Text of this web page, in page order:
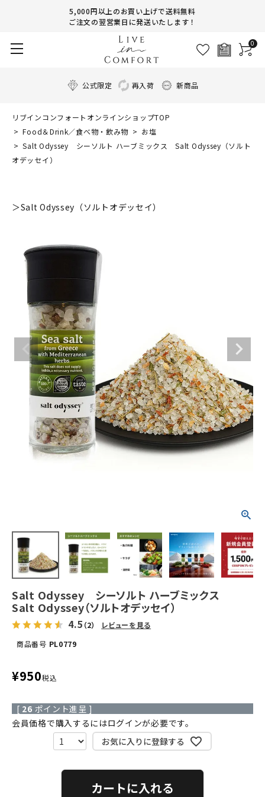
5,000円以上のお買い上げで送料無料
ご注文の翌営業日に発送いたします！
0
公式限定 再入荷 新商品
リブインコンフォートオンラインショップTOP
Food＆Drink／食べ物・飲み物
お塩
Salt Odyssey シーソルト ハーブミックス Salt Odyssey（ソルト
オデッセイ）
＞Salt Odyssey（ソルトオデッセイ）
Salt Odyssey シーソルト ハーブミックス
Salt Odyssey（ソルトオデッセイ）
4.5 （2）
レビューを見る
商品番号 PL0779
¥950税込
[ 26 ポイント進呈 ]
会員価格で購入するにはログインが必要です。
お気に入りに登録する
カートに入れる